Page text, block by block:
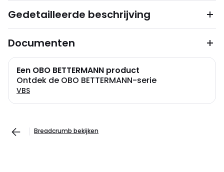
Gedetailleerde beschrijving
Documenten
Een OBO BETTERMANN product
Ontdek de OBO BETTERMANN-serie
VBS
Breadcrumb bekijken